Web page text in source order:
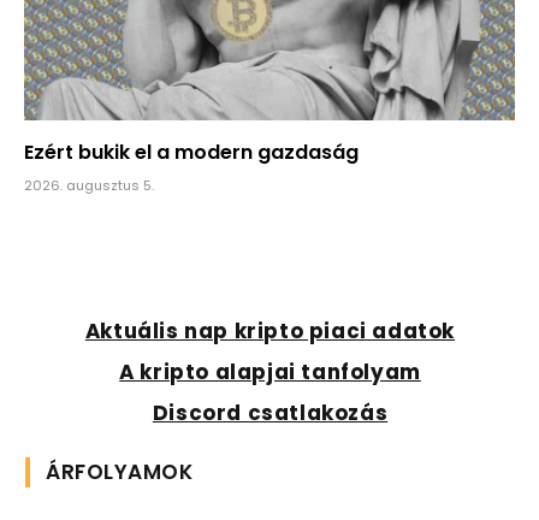
Ezért bukik el a modern gazdaság
2026. augusztus 5.
Aktuális nap kripto piaci adatok
A kripto alapjai tanfolyam
Discord csatlakozás
ÁRFOLYAMOK